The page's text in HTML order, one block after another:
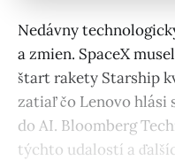
Nedávny
a zmien. SpaceX
štart rakety Starship
zatiaľ čo Lenovo hlási
do AI. Bloomberg
týchto udalostí a